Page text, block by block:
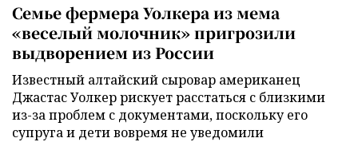
Семье фермера Уолкера из мема
«веселый молочник» пригрозили
выдворением из России
Известный алтайский сыровар американец
Джастас Уолкер рискует расстаться с близкими
из-за проблем с документами, поскольку его
супруга и дети вовремя не уведомили